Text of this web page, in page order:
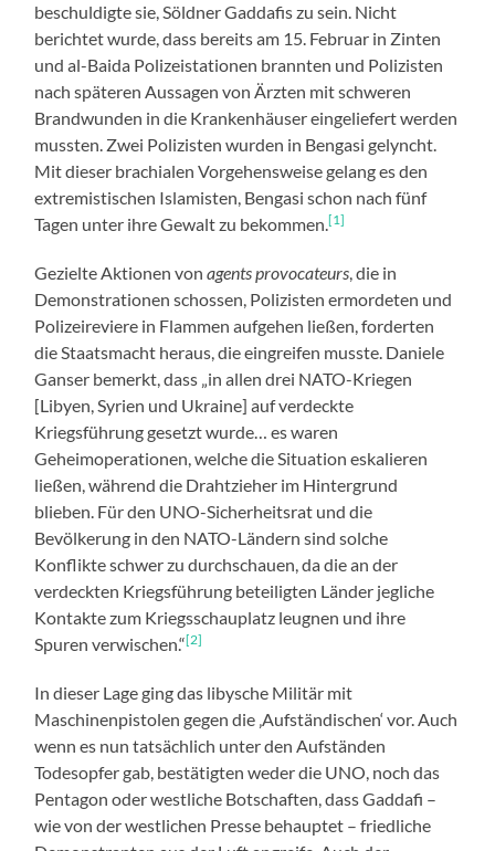
beschuldigte sie, Söldner Gaddafis zu sein. Nicht
berichtet wurde, dass bereits am 15. Februar in Zinten
und al-Baida Polizeistationen brannten und Polizisten
nach späteren Aussagen von Ärzten mit schweren
Brandwunden in die Krankenhäuser eingeliefert werden
mussten. Zwei Polizisten wurden in Bengasi gelyncht.
Mit dieser brachialen Vorgehensweise gelang es den
extremistischen Islamisten, Bengasi schon nach fünf
Tagen unter ihre Gewalt zu bekommen.[1]
Gezielte Aktionen vonagents provocateurs, die in
Demonstrationen schossen, Polizisten ermordeten und
Polizeireviere in Flammen aufgehen ließen, forderten
die Staatsmacht heraus, die eingreifen musste. Daniele
Ganser bemerkt, dass „in allen drei NATO-Kriegen
[Libyen, Syrien und Ukraine] auf verdeckte
Kriegsführung gesetzt wurde… es waren
Geheimoperationen, welche die Situation eskalieren
ließen, während die Drahtzieher im Hintergrund
blieben. Für den UNO-Sicherheitsrat und die
Bevölkerung in den NATO-Ländern sind solche
Konflikte schwer zu durchschauen, da die an der
verdeckten Kriegsführung beteiligten Länder jegliche
Kontakte zum Kriegsschauplatz leugnen und ihre
Spuren verwischen.“[2]
In dieser Lage ging das libysche Militär mit
Maschinenpistolen gegen die ‚Aufständischen‘ vor. Auch
wenn es nun tatsächlich unter den Aufständen
Todesopfer gab, bestätigten weder die UNO, noch das
Pentagon oder westliche Botschaften, dass Gaddafi –
wie von der westlichen Presse behauptet – friedliche